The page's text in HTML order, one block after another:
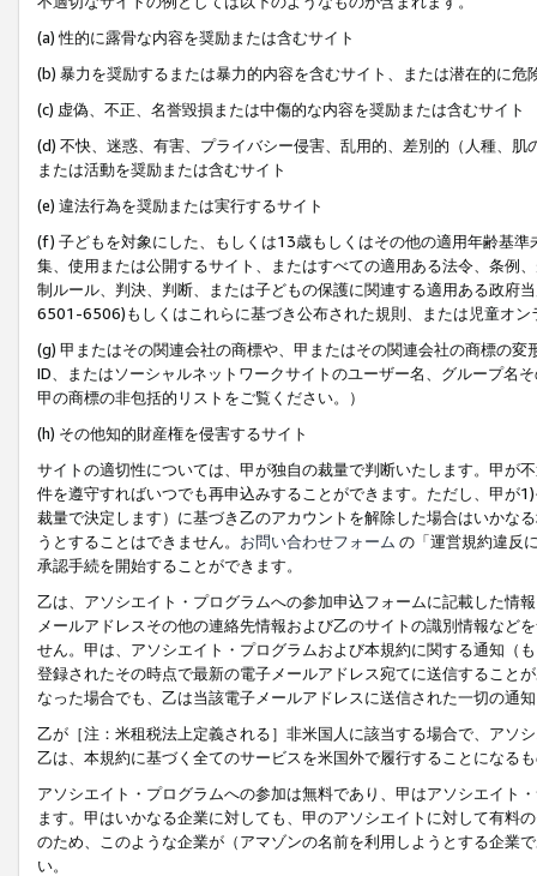
(a) 性的に露骨な内容を奨励または含むサイト
(b) 暴力を奨励するまたは暴力的内容を含むサイト、または潜在的に
(c) 虚偽、不正、名誉毀損または中傷的な内容を奨励または含むサイト
(d) 不快、迷惑、有害、プライバシー侵害、乱用的、差別的（人種、
または活動を奨励または含むサイト
(e) 違法行為を奨励または実行するサイト
(f) 子どもを対象にした、もしくは13歳もしくはその他の適用年齢基
集、使用または公開するサイト、またはすべての適用ある法令、条例
制ルール、判決、判断、または子どもの保護に関連する適用ある政府
6501-6506)もしくはこれらに基づき公布された規則、または児童オン
(g) 甲またはその関連会社の商標や、甲またはその関連会社の商標の
ID、またはソーシャルネットワークサイトのユーザー名、グループ名
甲の商標の非包括的リストをご覧ください。）
(h) その他知的財産権を侵害するサイト
サイトの適切性については、甲が独自の裁量で判断いたします。甲が
件を遵守すればいつでも再申込みすることができます。ただし、甲が
裁量で決定します）に基づき乙のアカウントを解除した場合はいかな
うとすることはできません。 お問い合わせフォーム の「運営規約違反
承認手続を開始することができます。
乙は、アソシエイト・プログラムへの参加申込フォームに記載した情
メールアドレスその他の連絡先情報および乙のサイトの識別情報など
せん。甲は、アソシエイト・プログラムおよび本規約に関する通知（
登録されたその時点で最新の電子メールアドレス宛てに送信すること
なった場合でも、乙は当該電子メールアドレスに送信された一切の通
乙が［注：米租税法上定義される］非米国人に該当する場合で、アソ
乙は、本規約に基づく全てのサービスを米国外で履行することになる
アソシエイト・プログラムへの参加は無料であり、甲はアソシエイト
ます。甲はいかなる企業に対しても、甲のアソシエイトに対して有料
のため、このような企業が（アマゾンの名前を利用しようとする企業
い。